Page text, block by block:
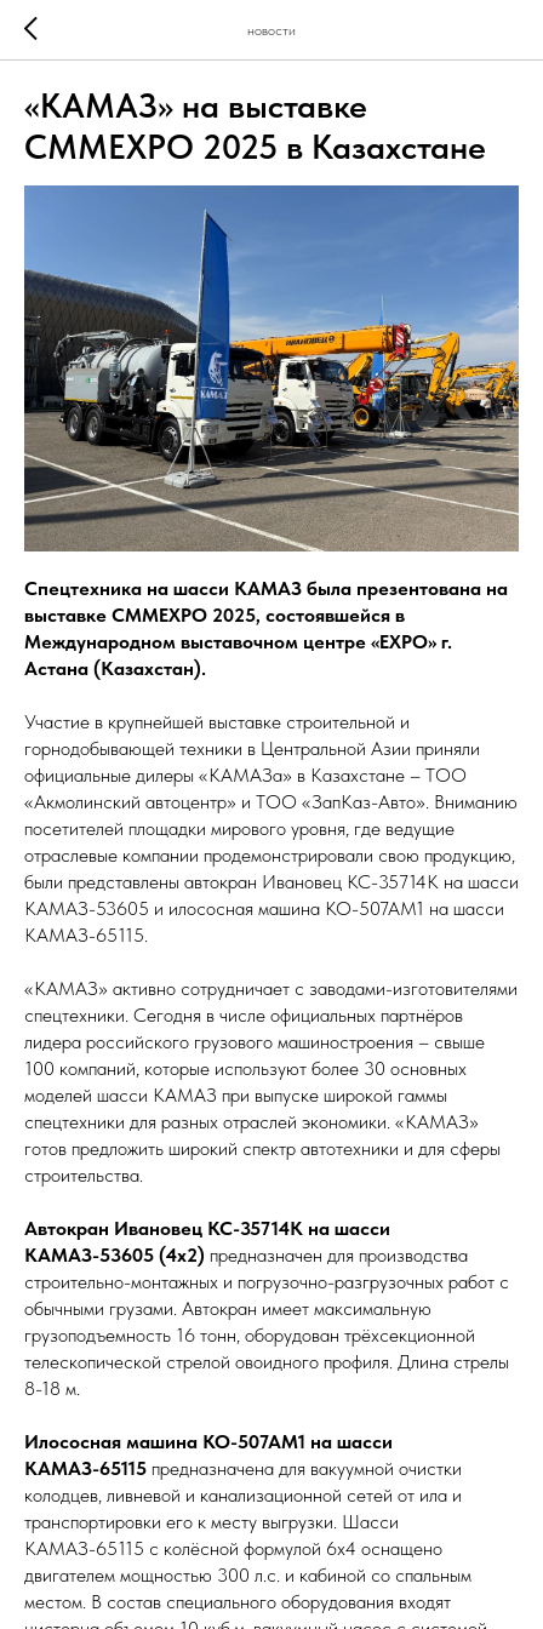
новости
«КАМАЗ» на выставке
CMMEXPO 2025 в Казахстане
Спецтехника на шасси КАМАЗ была презентована на
выставке CMMEXPO 2025, состоявшейся в
Международном выставочном центре «EXPO» г.
Астана (Казахстан).
Участие в крупнейшей выставке строительной и
горнодобывающей техники в Центральной Азии приняли
официальные дилеры «КАМАЗа» в Казахстане – ТОО
«Акмолинский автоцентр» и ТОО «ЗапКаз-Авто». Вниманию
посетителей площадки мирового уровня, где ведущие
отраслевые компании продемонстрировали свою продукцию,
были представлены автокран Ивановец КС-35714К на шасси
КАМАЗ-53605 и илососная машина КО-507АМ1 на шасси
КАМАЗ-65115.
«КАМАЗ» активно сотрудничает с заводами-изготовителями
спецтехники. Сегодня в числе официальных партнёров
лидера российского грузового машиностроения – свыше
100 компаний, которые используют более 30 основных
моделей шасси КАМАЗ при выпуске широкой гаммы
спецтехники для разных отраслей экономики. «КАМАЗ»
готов предложить широкий спектр автотехники и для сферы
строительства.
Автокран Ивановец КС-35714К на шасси
КАМАЗ-53605 (4х2) предназначен для производства
строительно-монтажных и погрузочно-разгрузочных работ с
обычными грузами. Автокран имеет максимальную
грузоподъемность 16 тонн, оборудован трёхсекционной
телескопической стрелой овоидного профиля. Длина стрелы
8-18 м.
Илососная машина КО-507АМ1 на шасси
КАМАЗ-65115 предназначена для вакуумной очистки
колодцев, ливневой и канализационной сетей от ила и
транспортировки его к месту выгрузки. Шасси
КАМАЗ-65115 с колёсной формулой 6х4 оснащено
двигателем мощностью 300 л.с. и кабиной со спальным
местом. В состав специального оборудования входят